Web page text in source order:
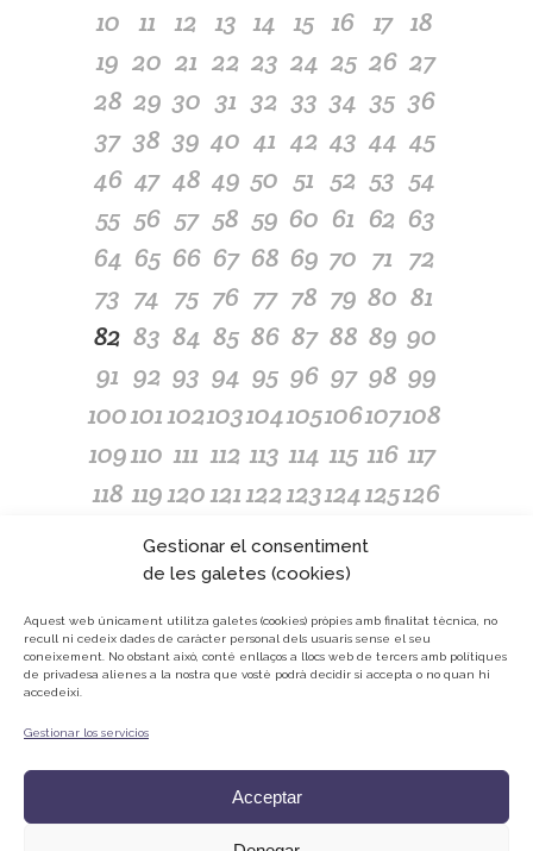
Gestionar el consentiment
de les galetes (cookies)
Aquest web únicament utilitza galetes (cookies) pròpies amb finalitat tècnica, no
recull ni cedeix dades de caràcter personal dels usuaris sense el seu
coneixement.
No obstant això, conté enllaços a llocs web de tercers amb polítiques
de privadesa alienes a la nostra que vostè podrà decidir si accepta o no quan hi
accedeixi.
Gestionar los servicios
Acceptar
10 11 12 13 14 15 16 17 18
19 20 21 22 23 24 25 26 27
28 29 30 31 32 33 34 35 36
37 38 39 40 41 42 43 44 45
46 47 48 49 50 51 52 53 54
55 56 57 58 59 60 61 62 63
64 65 66 67 68 69 70 71 72
73 74 75 76 77 78 79 80 81
82 83 84 85 86 87 88 89 90
91 92 93 94 95 96 97 98 99
100101102103104105106107108
109110 111 112 113 114 115 116 117
118 119120121122123124125126
128 129 130 132 134
137138139140141142
145146 147148149150 151 152 153
154155156157158159160161162
Avís Legal